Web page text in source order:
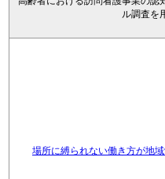
ル調査を
場所に縛られない働き方が地